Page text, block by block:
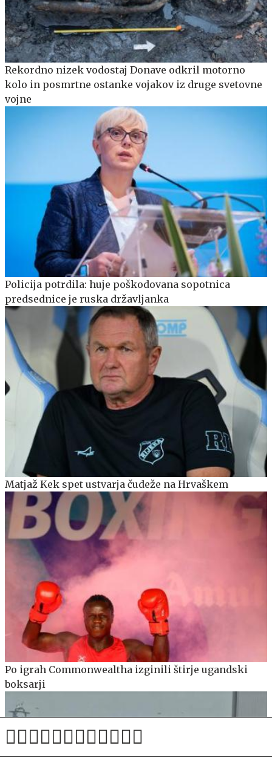
Rekordno nizek vodostaj Donave odkril motorno
kolo in posmrtne ostanke vojakov iz druge svetovne
vojne
Policija potrdila: huje poškodovana sopotnica
predsednice je ruska državljanka
Matjaž Kek spet ustvarja čudeže na Hrvaškem
Po igrah Commonwealtha izginili štirje ugandski
boksarji